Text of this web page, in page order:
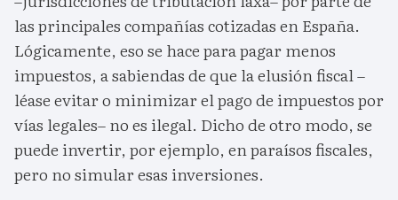
las principales compañías cotizadas en España.
Lógicamente, eso se hace para pagar menos
impuestos, a sabiendas de que la elusión fiscal –
léase evitar o minimizar el pago de impuestos por
vías legales– no es ilegal. Dicho de otro modo, se
puede invertir, por ejemplo, en paraísos fiscales,
pero no simular esas inversiones.